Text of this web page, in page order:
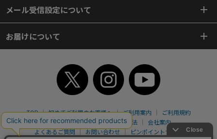
メール受信設定について
お届けについて
TOP 初めてご利用のお客様へ ご利用案内
ご利用規約
個人情報保護方針
特定商取引法
会社案内
よくあるご質問
お問い合わせ
ピンポイントサーチ